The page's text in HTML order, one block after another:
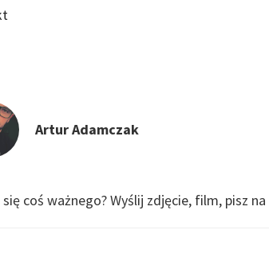
Artur Adamczak
się coś ważnego?Wyślij zdjęcie, film, pisz na